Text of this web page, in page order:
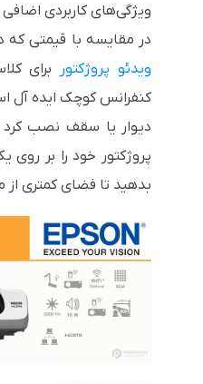
ویژگی‌های کاربردی
در مقایسه با قیمتی که
ویدئو پروژکتور
برای
کنفرانس کوچک ایده آل
دیوار یا سقف نصب کرد
پروژکتور خود را بر روی
بدهید تا فضای کمتری